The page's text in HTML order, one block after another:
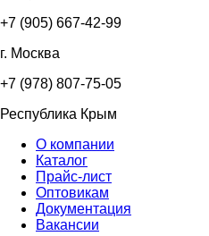
+7 (905) 667-42-99
г. Москва
+7 (978) 807-75-05
Республика Крым
О компании
Каталог
Прайс-лист
Оптовикам
Документация
Вакансии